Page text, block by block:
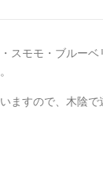
スモモ・ブルー
すので、木陰で